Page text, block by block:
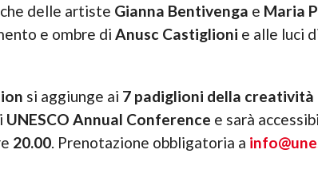
delle artiste Gianna Bentivenga e Maria
e ombre di Anusc Castiglioni e alle luci
si aggiunge ai 7 padiglioni della creatività
UNESCO Annual Conference e sarà
20.00. Prenotazione obbligatoria a